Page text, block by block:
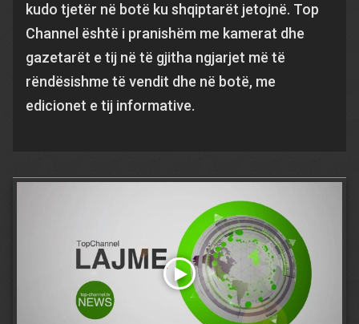
kudo tjetër në botë ku shqiptarët jetojnë. Top
Channel është i pranishëm me kamerat dhe
gazetarët e tij në të gjitha ngjarjet më të
rëndësishme të vendit dhe në botë, me
edicionet e tij informative.